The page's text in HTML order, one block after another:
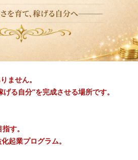
ません。
る自分”を完成させる場所です。
す。
起業プログラム。